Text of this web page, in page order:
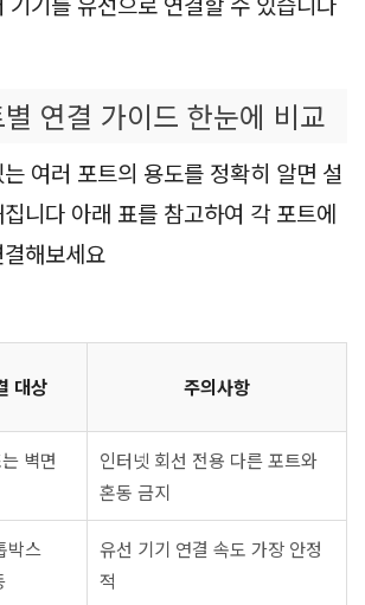
연결 가이드 한눈에 비교
여러 포트의 용도를 정확히 알면 설
니다 아래 표를 참고하여 각 포트에
해보세요
대상 주의사항
벽면
인터넷 회선 전용 다른 포트와
혼동 금지
박스
유선 기기 연결 속도 가장 안정
적